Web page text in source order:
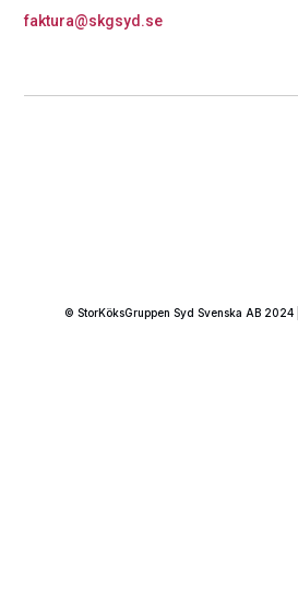
faktura@skgsyd.se
© StorKöksGruppen Syd Svenska AB 2024 |